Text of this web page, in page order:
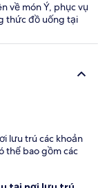
về món Ý, phục vụ
thức đồ uống tại
lưu trú các khoản
thể bao gồm các